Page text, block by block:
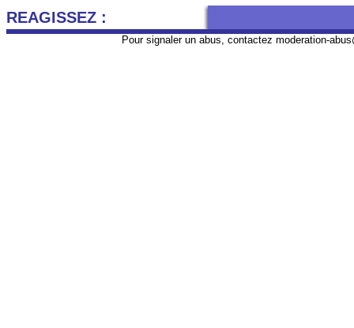
REAGISSEZ :
Pour signaler un abus, contactez moderation-